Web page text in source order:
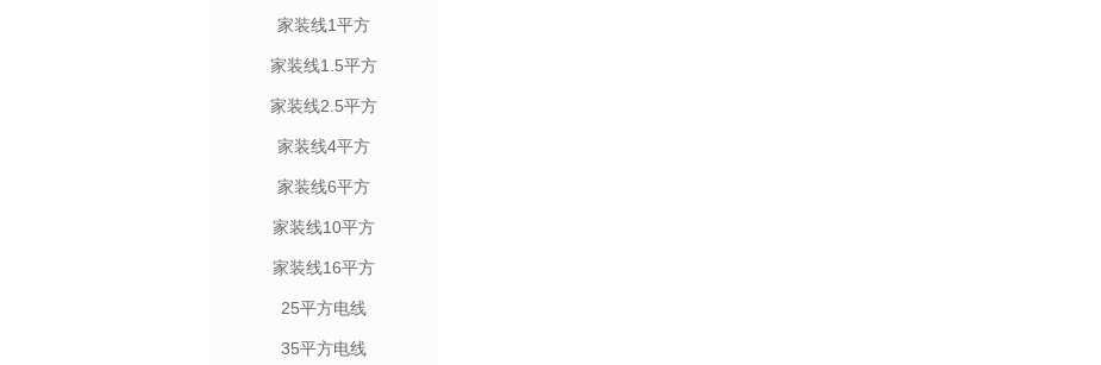
家装线1平方
家装线1.5平方
家装线2.5平方
家装线4平方
家装线6平方
家装线10平方
家装线16平方
25平方电线
35平方电线